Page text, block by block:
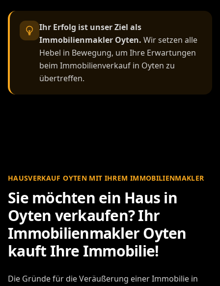
Ihr Erfolg ist unser Ziel als
Immobilienmakler Oyten. Wir setzen alle
Hebel in Bewegung, um Ihre Erwartungen
beim Immobilienverkauf in Oyten zu
übertreffen.
HAUSVERKAUF OYTEN MIT IHREM IMMOBILIENMAKLER
Sie möchten ein Haus in
Oyten verkaufen? Ihr
Immobilienmakler Oyten
kauft Ihre Immobilie!
Die Gründe für die Veräußerung einer Immobilie in